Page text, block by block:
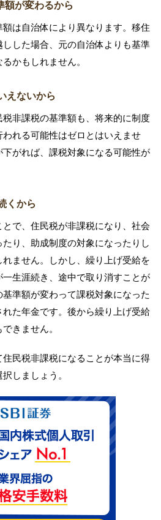
が変わるから
は自治体により異なります。移住
した場合、元の自治体よりも基準
かもしれません。
えないから
非課税の基準額も、将来的に制度
れる可能性はゼロとはいえませ
がれば、課税対象になる可能性が
くから
で、住民税が非課税になり、社会
り、助成制度の対象になったりし
ません。しかし、繰り上げ受給を
生涯続き、途中で取り消すことが
準額が変わって課税対象になった
た年金です。後から繰り上げ受給
きません。
民税非課税になることが本当に得
しましょう。